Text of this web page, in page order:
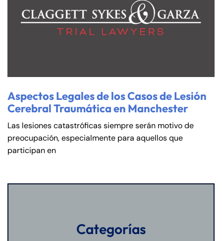
Aspectos Legales de los Casos de Lesión
Cerebral Traumática en Manchester
Las lesiones catastróficas siempre serán motivo de
preocupación, especialmente para aquellos que
participan en
Categorías